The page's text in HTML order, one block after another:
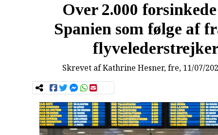
Over 2.000
Spanien som følge af
Skrevet afKathrine Hesner, fre, 11/07/